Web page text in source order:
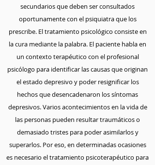
secundarios que deben ser consultados
oportunamente con el psiquiatra que los
prescribe. El tratamiento psicológico consiste en
la cura mediante la palabra. El paciente habla en
un contexto terapéutico con el profesional
psicólogo para identificar las causas que originan
el estado depresivo y poder resignificar los
hechos que desencadenaron los síntomas
depresivos. Varios acontecimientos en la vida de
las personas pueden resultar traumáticos o
demasiado tristes para poder asimilarlos y
superarlos. Por eso, en determinadas ocasiones
es necesario el tratamiento psicoterapéutico para